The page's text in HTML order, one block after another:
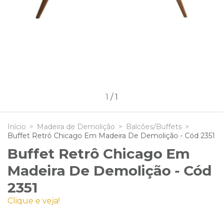
1 /1
Início > Madeira de Demolição > Balcões/Buffets >
Buffet Retrô Chicago Em Madeira De Demolição - Cód 2351
Buffet Retrô Chicago Em
Madeira De Demolição - Cód
2351
Clique e veja!